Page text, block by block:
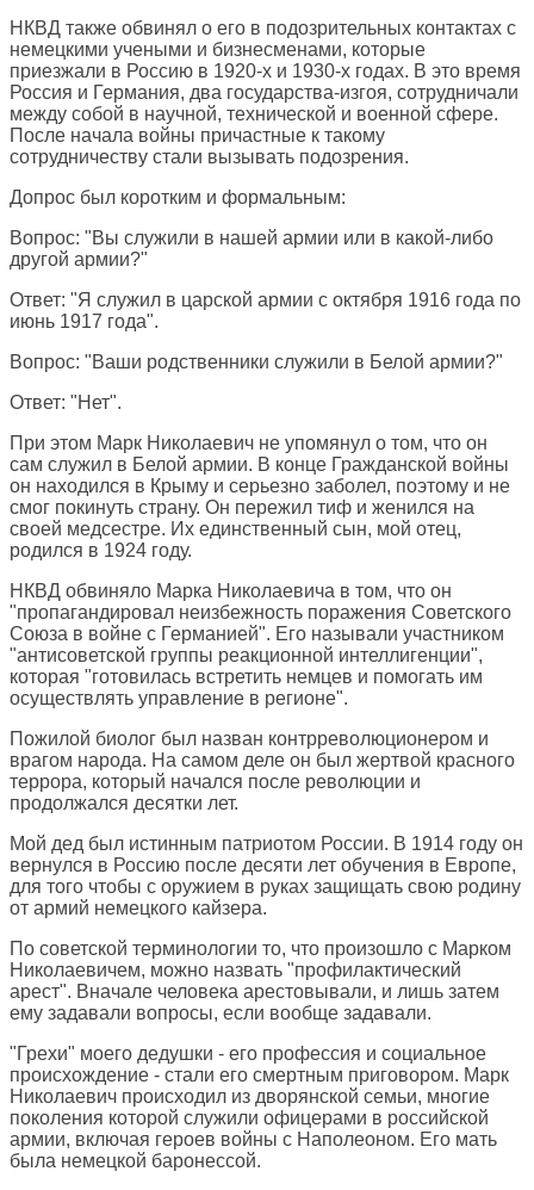
НКВД также обвинял о его в подозрительных контактах с
немецкими учеными и бизнесменами, которые
приезжали в Россию в 1920-х и 1930-х годах. В это время
Россия и Германия, два государства-изгоя, сотрудничали
между собой в научной, технической и военной сфере.
После начала войны причастные к такому
сотрудничеству стали вызывать подозрения.
Допрос был коротким и формальным:
Вопрос: "Вы служили в нашей армии или в какой-либо
другой армии?"
Ответ: "Я служил в царской армии с октября 1916 года по
июнь 1917 года".
Вопрос: "Ваши родственники служили в Белой армии?"
Ответ: "Нет".
При этом Марк Николаевич не упомянул о том, что он
сам служил в Белой армии. В конце Гражданской войны
он находился в Крыму и серьезно заболел, поэтому и не
смог покинуть страну. Он пережил тиф и женился на
своей медсестре. Их единственный сын, мой отец,
родился в 1924 году.
НКВД обвиняло Марка Николаевича в том, что он
"пропагандировал неизбежность поражения Советского
Союза в войне с Германией". Его называли участником
"антисоветской группы реакционной интеллигенции",
которая "готовилась встретить немцев и помогать им
осуществлять управление в регионе".
Пожилой биолог был назван контрреволюционером и
врагом народа. На самом деле он был жертвой красного
террора, который начался после революции и
продолжался десятки лет.
Мой дед был истинным патриотом России. В 1914 году он
вернулся в Россию после десяти лет обучения в Европе,
для того чтобы с оружием в руках защищать свою родину
от армий немецкого кайзера.
По советской терминологии то, что произошло с Марком
Николаевичем, можно назвать "профилактический
арест". Вначале человека арестовывали, и лишь затем
ему задавали вопросы, если вообще задавали.
"Грехи" моего дедушки - его профессия и социальное
происхождение - стали его смертным приговором. Марк
Николаевич происходил из дворянской семьи, многие
поколения которой служили офицерами в российской
армии, включая героев войны с Наполеоном. Его мать
была немецкой баронессой.